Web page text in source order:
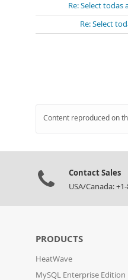
Re: Select todas
Re: Select
Content reproduced on
Contact Sales
USA/Canada:
PRODUCTS
HeatWave
MySQL Enterprise Edition